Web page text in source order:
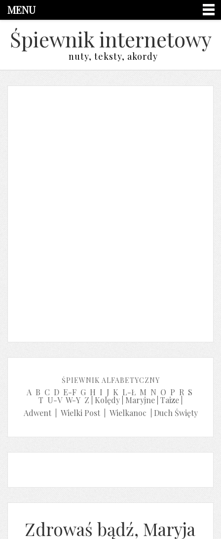
MENU
Śpiewnik internetowy
nuty, teksty, akordy
ŚPIEWNIK ALFABETYCZNY
A B C D E-F G H I J K L-Ł M N O P R S
T U-V W-Y Z Kolędy Maryjne Taize
Adwent| Wielki Post| Wielkanoc Duch Święty
Zdrowaś bądź, Maryja